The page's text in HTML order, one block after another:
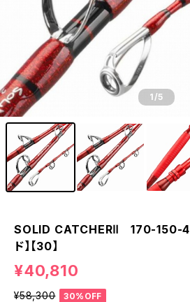
1/5
SOLID CATCHERⅡ 170-150-
ド】【30】
¥40,810
¥58,300
30%OFF